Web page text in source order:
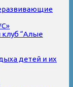
“Алые
детей и их